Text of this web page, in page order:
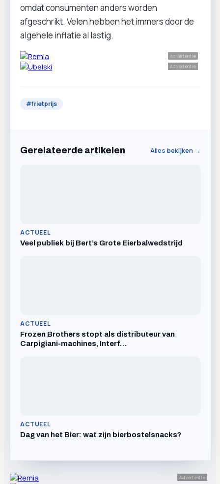
omdat consumenten anders worden
afgeschrikt. Velen hebben het immers door de
algehele inflatie al lastig.
Advertentie
Advertentie
#frietprijs
Gerelateerde artikelen Alles bekijken →
ACTUEEL
Veel publiek bij Bert’s Grote Eierbalwedstrijd
ACTUEEL
Frozen Brothers stopt als distributeur van
Carpigiani-machines, Interf…
ACTUEEL
Dag van het Bier: wat zijn bierbostelsnacks?
Advertentie